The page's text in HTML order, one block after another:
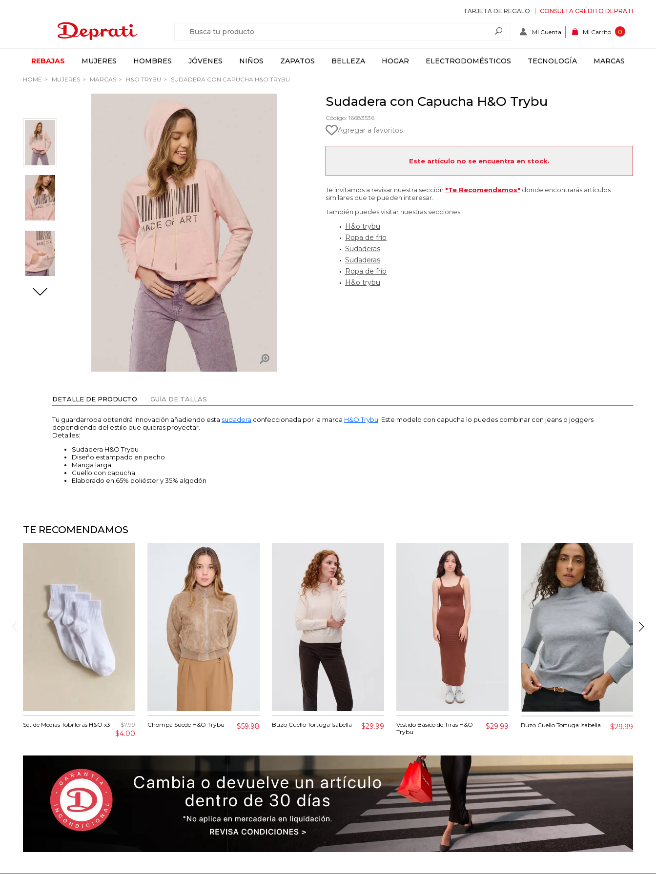
TARJETA DE REGALO CONSULTA CRÉDITO DEPRATI
Mi Cuenta Mi Carrito 0
REBAJAS MUJERES HOMBRES JÓVENES NIÑOS ZAPATOS BELLEZA HOGAR ELECTRODOMÉSTICOS TECNOLOGÍA MARCAS
HOME MUJERES MARCAS H&O TRYBU SUDADERA CON CAPUCHA H&O TRYBU
Sudadera con Capucha H&O Trybu
Código: 16683536
Agregar a favoritos
Este artículo no se encuentra en stock.
Te invitamos a revisar nuestra sección "Te Recomendamos" donde encontrarás artículos
similares que te pueden interesar.
También puedes visitar nuestras secciones:
H&o trybu
Ropa de frío
Sudaderas
Sudaderas
Ropa de frío
H&o trybu
DETALLE DE PRODUCTO GUÍA DE TALLAS
Tu guardarropa obtendrá innovación añadiendo esta sudadera confeccionada por la marca H&O Trybu . Este modelo con capucha lo puedes combinar con jeans o joggers
dependiendo del estilo que quieras proyectar.
Detalles:
Sudadera H&O Trybu
Diseño estampado en pecho
Manga larga
Cuello con capucha
Elaborado en 65% poliéster y 35% algodón
TE RECOMENDAMOS
Set de Medias Tobilleras H&O x3 $7.99
$4.00
Chompa Suede H&O Trybu $59.98 Buzo Cuello Tortuga Isabella $29.99
Vestido Básico de Tiras H&O
Trybu
$29.99 Buzo Cuello Tortuga Isabella $29.99